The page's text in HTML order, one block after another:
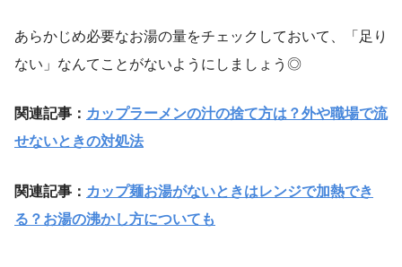
あらかじめ必要なお湯の量をチェックしておいて、「足り
ない」なんてことがないようにしましょう◎
関連記事： カップラーメンの汁の捨て方は？外や職場で流
せないときの対処法
関連記事： カップ麺お湯がないときはレンジで加熱でき
る？お湯の沸かし方についても